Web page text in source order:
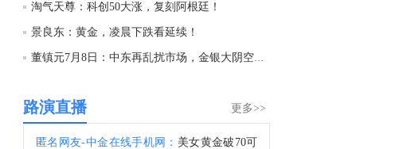
15:06:28
美国国家公路交通安全管理局：本田召回43,913辆美国车辆。
淘气天尊：科创50大涨，复刻阿根廷！
​景良东：黄金，凌晨下跌看延续！
董镇元7月8日：中东再乱扰市场，金银大阴空后多
更多>>
路演直播
匿名网友-中金在线手机网： 美女黄金破70可